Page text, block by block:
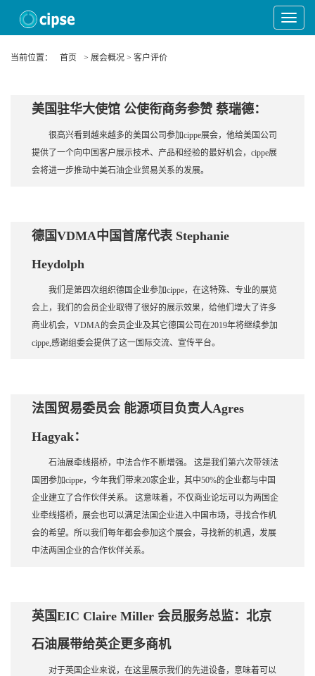
Toggle
当前位置：
首页 > 展会概况 > 客户评价
美国驻华大使馆 公使衔商务参赞 蔡瑞德：
很高兴看到越来越多的美国公司参加cippe展会，他给美国公司
提供了一个向中国客户展示技术、产品和经验的最好机会，cippe展
会将进一步推动中美石油企业贸易关系的发展。
德国VDMA中国首席代表 Stephanie
Heydolph
我们是第四次组织德国企业参加cippe，在这特殊、专业的展览
会上，我们的会员企业取得了很好的展示效果，给他们增大了许多
商业机会，VDMA的会员企业及其它德国公司在2019年将继续参加
cippe,感谢组委会提供了这一国际交流、宣传平台。
法国贸易委员会 能源项目负责人Agres
Hagyak：
石油展牵线搭桥，中法合作不断增强。 这是我们第六次带领法
国团参加cippe，今年我们带来20家企业，其中50%的企业都与中国
企业建立了合作伙伴关系。 这意味着，不仅商业论坛可以为两国企
业牵线搭桥，展会也可以满足法国企业进入中国市场，寻找合作机
会的希望。所以我们每年都会参加这个展会，寻找新的机遇，发展
中法两国企业的合作伙伴关系。
英国EIC Claire Miller 会员服务总监：北京
石油展带给英企更多商机
对于英国企业来说，在这里展示我们的先进设备，意味着可以